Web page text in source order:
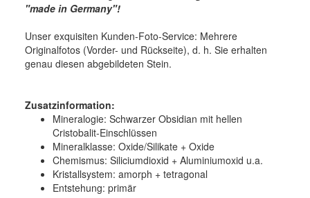
"made in Germany"!
Unser exquisiten Kunden-Foto-Service: Mehrere
Originalfotos (Vorder- und Rückseite), d. h. Sie erhalten
genau diesen abgebildeten Stein.
Zusatzinformation:
Mineralogie: Schwarzer Obsidian mit hellen
Cristobalit-Einschlüssen
Mineralklasse: Oxide/Silikate + Oxide
Chemismus: Siliciumdioxid + Aluminiumoxid u.a.
Kristallsystem: amorph + tetragonal
Entstehung: primär